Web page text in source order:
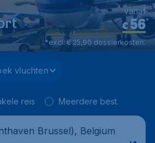
€56*
vanaf
*excl. € 25,90 dossierkosten.
vluchten
reis Meerdere best.
Brussel), Belgium